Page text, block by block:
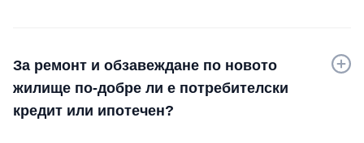
За ремонт и обзавеждане по новото
жилище по-добре ли е потребителски
кредит или ипотечен?